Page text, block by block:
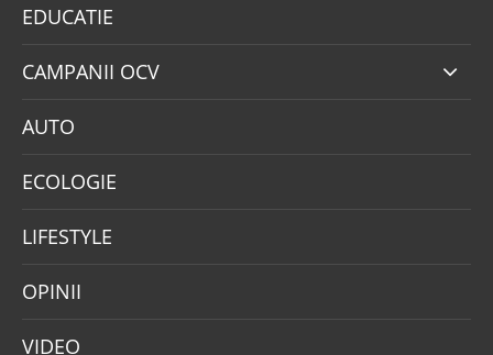
EDUCATIE
CAMPANII OCV
AUTO
ECOLOGIE
LIFESTYLE
OPINII
VIDEO